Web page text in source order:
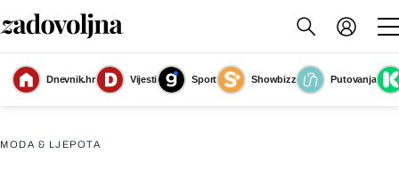
Dnevnik.hr Vijesti Sport Showbizz
Putovanja
Slika nije dostupna
MODA & LJEPOTA